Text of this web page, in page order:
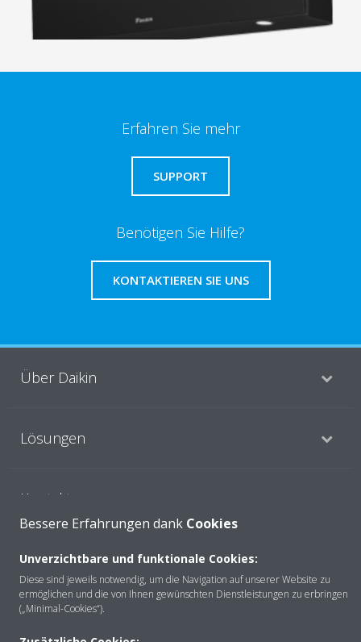
Erfahren Sie mehr
SUPPORT
Benötigen Sie Hilfe?
KONTAKTIEREN SIE UNS
Über Daikin
Lösungen
Kontakt
Produkte
Bessere Erfahrungen dank Cookies
Unverzichtbare und funktionale Cookies:
Diese sind jeweils notwendig, um die Navigation auf unserer Website zu
ermöglichen und die von Ihnen gewünschten Dienstleistungen zu erbringen
(„Minimal-Cookies“).